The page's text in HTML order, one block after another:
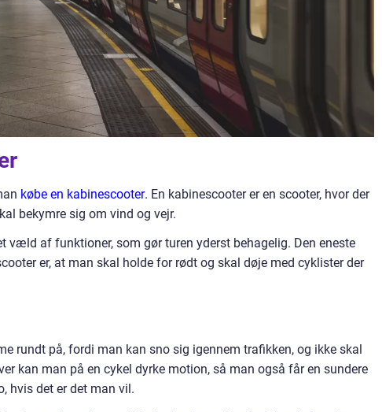
købe en kabinescooter. En kabinescooter er en scooter, hvor der
bekymre sig om vind og vejr.
væld af funktioner, som gør turen yderst behagelig. Den eneste
er, at man skal holde for rødt og skal døje med cyklister der
rundt på, fordi man kan sno sig igennem trafikken, og ikke skal
kan man på en cykel dyrke motion, så man også får en sundere
hvis det er det man vil.